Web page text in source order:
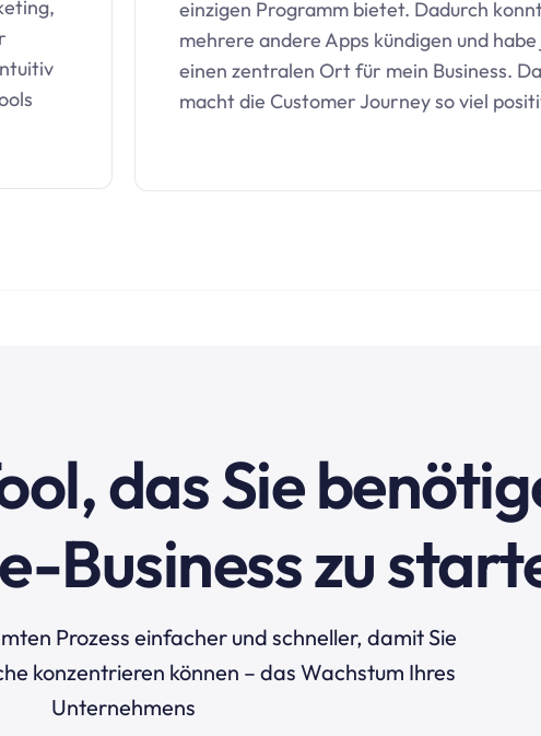
einzigen Programm bietet. Dadurch
mehrere andere Apps kündigen und
einen zentralen Ort für mein Business.
macht die Customer Journey so viel
das Sie
Business zu
Prozess einfacher und schneller, damit Sie
konzentrieren können – das Wachstum Ihres
Unternehmens